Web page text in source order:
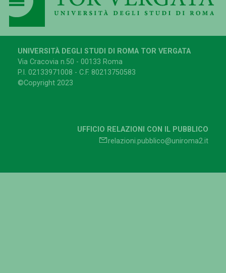
UNIVERSITÀ DEGLI STUDI DI ROMA TOR VERGATA
Via Cracovia n.50 - 00133 Roma
P.I. 02133971008 - C.F. 80213750583
©Copyright 2023
UFFICIO RELAZIONI CON IL PUBBLICO
relazioni.pubblico@uniroma2.it